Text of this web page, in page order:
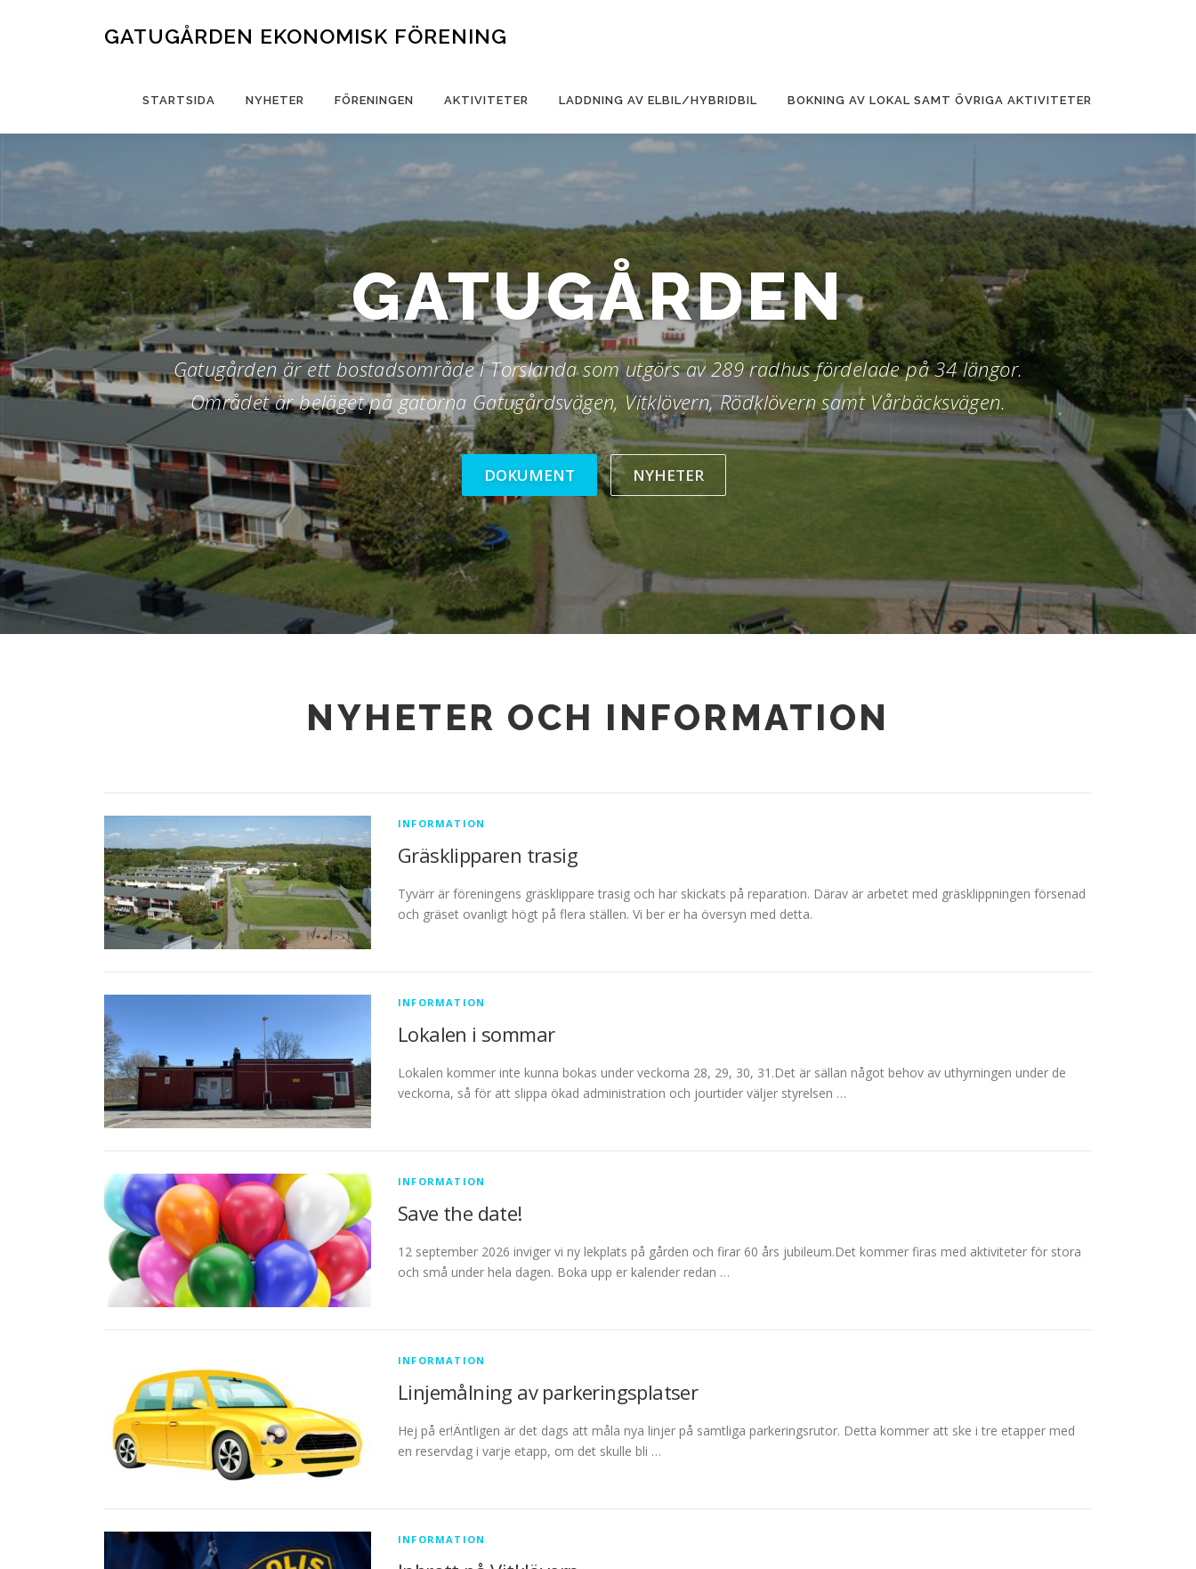
GATUGÅRDEN EKONOMISK FÖRENING
STARTSIDA NYHETER FÖRENINGEN AKTIVITETER LADDNING AV ELBIL/HYBRIDBIL BOKNING AV LOKAL SAMT ÖVRIGA AKTIVITETER
GATUGÅRDEN
Gatugården är ett bostadsområde i Torslanda som utgörs av 289 radhus fördelade på 34 längor.
Området är beläget på gatorna Gatugårdsvägen, Vitklövern, Rödklövern samt Vårbäcksvägen.
DOKUMENT NYHETER
NYHETER OCH INFORMATION
INFORMATION
Gräsklipparen trasig
Tyvärr är föreningens gräsklippare trasig och har skickats på reparation. Därav är arbetet med gräsklippningen försenad
och gräset ovanligt högt på flera ställen. Vi ber er ha översyn med detta.
INFORMATION
Lokalen i sommar
Lokalen kommer inte kunna bokas under veckorna 28, 29, 30, 31.Det är sällan något behov av uthyrningen under de
veckorna, så för att slippa ökad administration och jourtider väljer styrelsen …
INFORMATION
Save the date!
12 september 2026 inviger vi ny lekplats på gården och firar 60 års jubileum.Det kommer firas med aktiviteter för stora
och små under hela dagen. Boka upp er kalender redan …
INFORMATION
Linjemålning av parkeringsplatser
Hej på er!Äntligen är det dags att måla nya linjer på samtliga parkeringsrutor. Detta kommer att ske i tre etapper med
en reservdag i varje etapp, om det skulle bli …
INFORMATION